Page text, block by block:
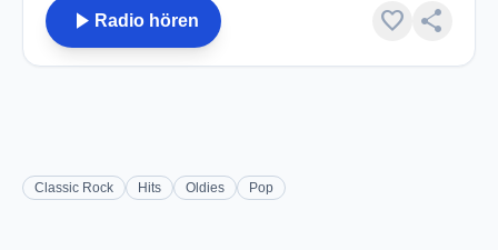
play_arrow Radio hören favorite share
Classic Rock Hits Oldies Pop